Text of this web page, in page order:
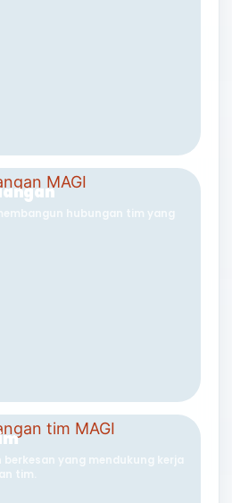
hubungan tim yang
yang mendukung kerja
tim.